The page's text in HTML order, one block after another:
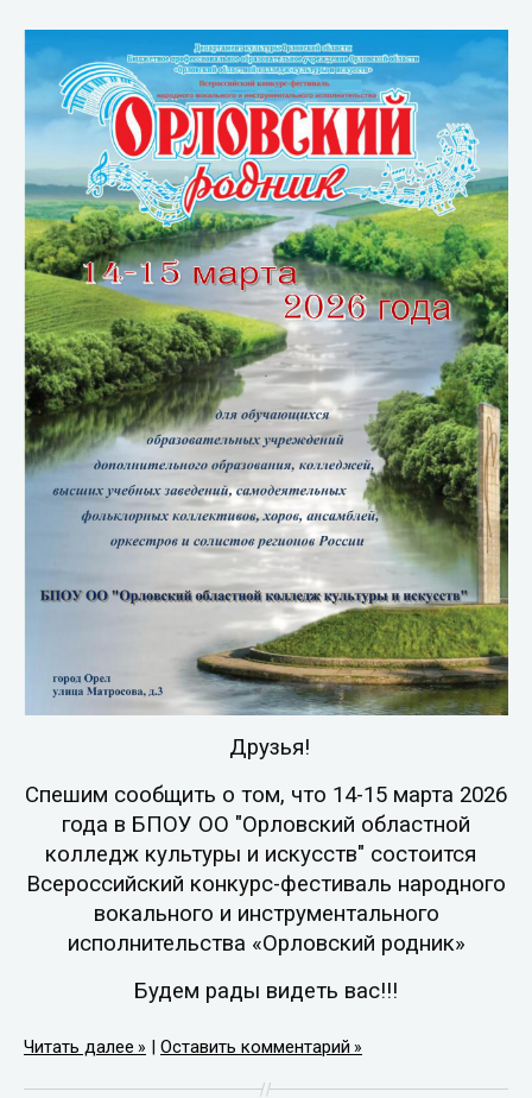
Друзья!
Спешим сообщить о том, что 14-15 марта 2026
года в БПОУ ОО "Орловский областной
колледж культуры и искусств" состоится
Всероссийский конкурс-фестиваль народного
вокального и инструментального
исполнительства «Орловский родник»
Будем рады видеть вас!!!
Читать далее | Оставить комментарий